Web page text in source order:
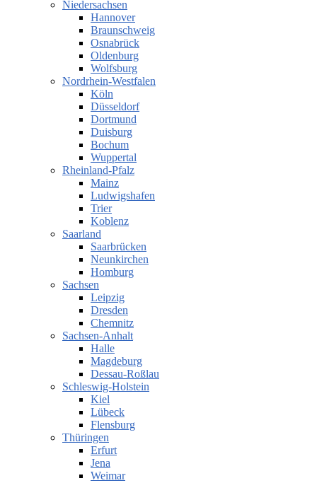
Niedersachsen
Hannover
Braunschweig
Osnabrück
Oldenburg
Wolfsburg
Nordrhein-Westfalen
Köln
Düsseldorf
Dortmund
Duisburg
Bochum
Wuppertal
Rheinland-Pfalz
Mainz
Ludwigshafen
Trier
Koblenz
Saarland
Saarbrücken
Neunkirchen
Homburg
Sachsen
Leipzig
Dresden
Chemnitz
Sachsen-Anhalt
Halle
Magdeburg
Dessau-Roßlau
Schleswig-Holstein
Kiel
Lübeck
Flensburg
Thüringen
Erfurt
Jena
Weimar